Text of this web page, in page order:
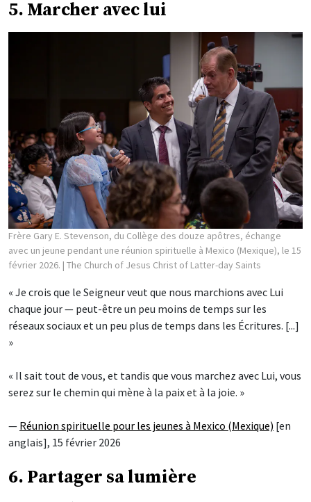
5. Marcher avec lui
Frère Gary E. Stevenson, du Collège des douze apôtres, échange
avec un jeune pendant une réunion spirituelle à Mexico (Mexique), le 15
février 2026. | The Church of Jesus Christ of Latter-day Saints
« Je crois que le Seigneur veut que nous marchions avec Lui
chaque jour — peut-être un peu moins de temps sur les
réseaux sociaux et un peu plus de temps dans les Écritures. [...]
»
« Il sait tout de vous, et tandis que vous marchez avec Lui, vous
serez sur le chemin qui mène à la paix et à la joie. »
— Réunion spirituelle pour les jeunes à Mexico (Mexique) [en
anglais], 15 février 2026
6. Partager sa lumière